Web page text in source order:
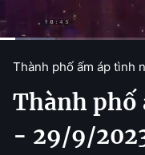
r
u
r
t
Thành phố ấm áp tình
Thành phố
- 29/9/